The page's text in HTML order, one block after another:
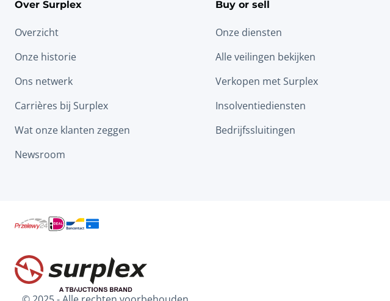
Over Surplex
Overzicht
Onze historie
Ons netwerk
Carrières bij Surplex
Wat onze klanten zeggen
Newsroom
Buy or sell
Onze diensten
Alle veilingen bekijken
Verkopen met Surplex
Insolventiediensten
Bedrijfssluitingen